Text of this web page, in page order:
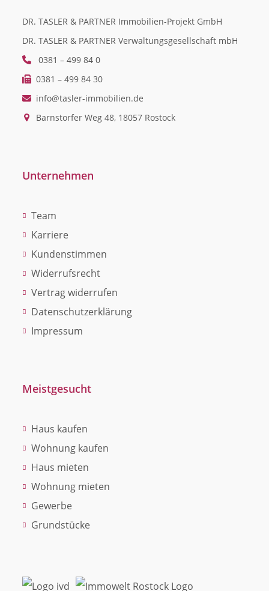
DR. TASLER & PARTNER Immobilien-Projekt GmbH
DR. TASLER & PARTNER Verwaltungsgesellschaft mbH
0381 – 499 84 0
0381 – 499 84 30
info@tasler-immobilien.de
Barnstorfer Weg 48, 18057 Rostock
Unternehmen
Team
Karriere
Kundenstimmen
Widerrufsrecht
Vertrag widerrufen
Datenschutzerklärung
Impressum
Meistgesucht
Haus kaufen
Wohnung kaufen
Haus mieten
Wohnung mieten
Gewerbe
Grundstücke